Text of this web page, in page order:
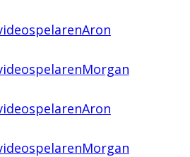
Aron
Morgan
Aron
Morgan